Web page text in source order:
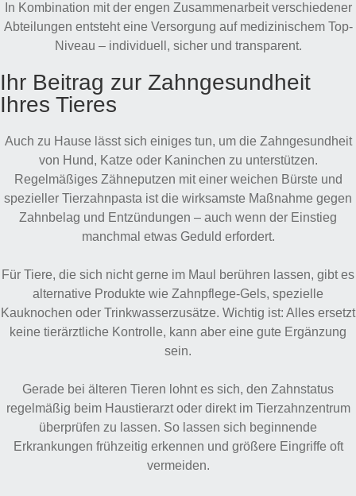
In Kombination mit der engen Zusammenarbeit verschiedener
Abteilungen entsteht eine Versorgung auf medizinischem Top-
Niveau – individuell, sicher und transparent.
Ihr Beitrag zur Zahngesundheit
Ihres Tieres
Auch zu Hause lässt sich einiges tun, um die Zahngesundheit
von Hund, Katze oder Kaninchen zu unterstützen.
Regelmäßiges Zähneputzen mit einer weichen Bürste und
spezieller Tierzahnpasta ist die wirksamste Maßnahme gegen
Zahnbelag und Entzündungen – auch wenn der Einstieg
manchmal etwas Geduld erfordert.
Für Tiere, die sich nicht gerne im Maul berühren lassen, gibt es
alternative Produkte wie Zahnpflege-Gels, spezielle
Kauknochen oder Trinkwasserzusätze. Wichtig ist: Alles ersetzt
keine tierärztliche Kontrolle, kann aber eine gute Ergänzung
sein.
Gerade bei älteren Tieren lohnt es sich, den Zahnstatus
regelmäßig beim Haustierarzt oder direkt im Tierzahnzentrum
überprüfen zu lassen. So lassen sich beginnende
Erkrankungen frühzeitig erkennen und größere Eingriffe oft
vermeiden.